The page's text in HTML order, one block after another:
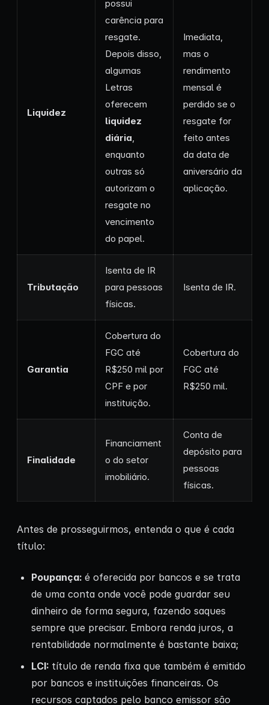
Liquidez
possui
carência para
resgate.
Depois disso,
algumas
Letras
oferecem
liquidez
diária,
enquanto
outras só
autorizam o
resgate no
vencimento
do papel.
Imediata,
mas o
rendimento
mensal é
perdido se o
resgate for
feito antes
da data de
aniversário da
aplicação.
Tributação
Isenta de IR
para pessoas
físicas.
Isenta de IR.
Garantia
Cobertura do
FGC até
R$250 mil por
CPF e por
instituição.
Cobertura do
FGC até
R$250 mil.
Finalidade
Financiament
o do setor
imobiliário.
Conta de
depósito para
pessoas
físicas.
Antes de prosseguirmos, entenda o que é cada
título:
Poupança: é oferecida por bancos e se trata
de uma conta onde você pode guardar seu
dinheiro de forma segura, fazendo saques
sempre que precisar. Embora renda juros, a
rentabilidade normalmente é bastante baixa;
LCI: título de renda fixa que também é emitido
por bancos e instituições financeiras. Os
recursos captados pelo banco emissor são